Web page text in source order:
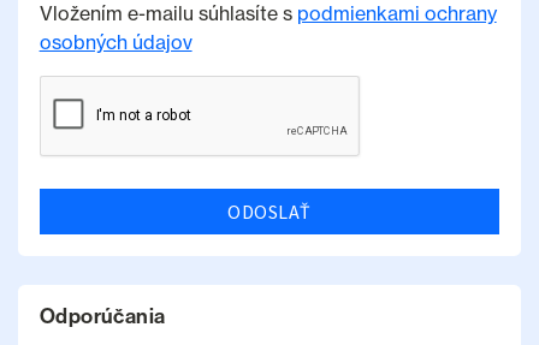
Vložením e-mailu súhlasíte s podmienkami ochrany
osobných údajov
ODOSLAŤ
Odporúčania